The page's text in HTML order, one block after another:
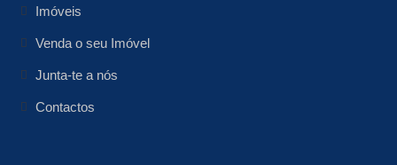
Imóveis
Venda o seu Imóvel
Junta-te a nós
Contactos